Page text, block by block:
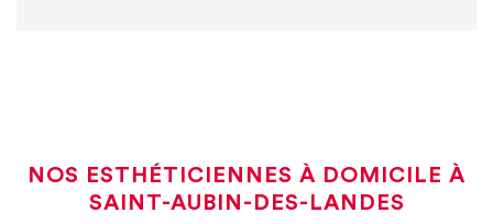
NOS ESTHÉTICIENNES À DOMICILE À
SAINT-AUBIN-DES-LANDES